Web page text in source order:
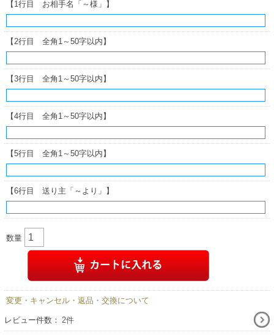
【1行目 お相手名「～様」】
【2行目 全角1～50字以内】
【3行目 全角1～50字以内】
【4行目 全角1～50字以内】
【5行目 全角1～50字以内】
【6行目 送り主「～より」】
数量
変更・キャンセル・返品・交換について
レビュー件数： 2件